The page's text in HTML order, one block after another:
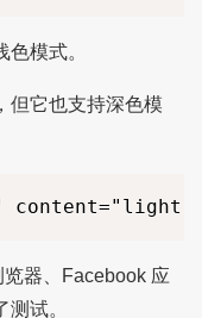
模式。
但它也支持深色模
content="light
器、Facebook 应
试。